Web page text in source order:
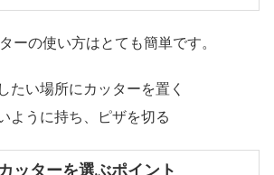
ーの使い方はとても簡単です。
たい場所にカッターを置く
ように持ち、ピザを切る
ッターを選ぶポイント